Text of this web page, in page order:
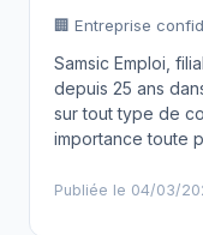
🏢 Entreprise
Samsic Emploi,
depuis 25 ans
sur tout type de
importance toute
Publiée le 04/03/